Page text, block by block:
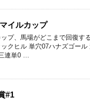
イルカップ
ップ、馬場がどこまで回復す
クヒル 単穴07ハナズゴー
連単0 …
#1